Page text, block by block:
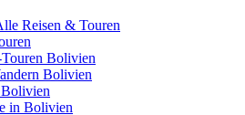
Reisen & Touren
Bolivien
Bolivien
in Bolivien